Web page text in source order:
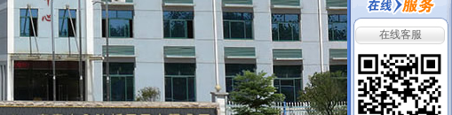
在线客服